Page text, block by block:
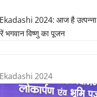
2024: आज है उत्पन्ना
भगवान विष्णु का पूजन
2024